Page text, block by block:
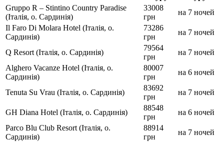
Gruppo R – Stintino Country Paradise
(Італія, о. Сардинія)
33008
грн
на 7 ночей
Il Faro Di Molara Hotel (Італія, о.
Сардинія)
73286
грн
на 7 ночей
Q Resort (Італія, о. Сардинія)
79564
грн
на 7 ночей
Alghero Vacanze Hotel (Італія, о.
Сардинія)
80007
грн
на 6 ночей
Tenuta Su Vrau (Італія, о. Сардинія)
83692
грн
на 7 ночей
GH Diana Hotel (Італія, о. Сардинія)
88548
грн
на 6 ночей
Parco Blu Club Resort (Італія, о.
Сардинія)
88914
грн
на 7 ночей